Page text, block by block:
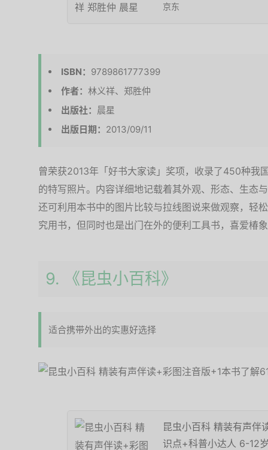
京东
ISBN： 9789861777399
作者： 林义祥、郑胜仲
出版社： 晨星
出版日期： 2013/09/11
曾荣获2013年「好书大家读」奖项，收录了450种我
的特写照片。内容详细地记载着其外观、形态、生态
还可利用本书中的图片比较与拉线图说来做观察，轻
究用书，但同时也是出门在外的便利工具书，喜爱椿
9. 《昆虫小百科》
适合携带外出的实惠好选择
昆虫小百科 精装有声伴
识点+科普小达人 6-12